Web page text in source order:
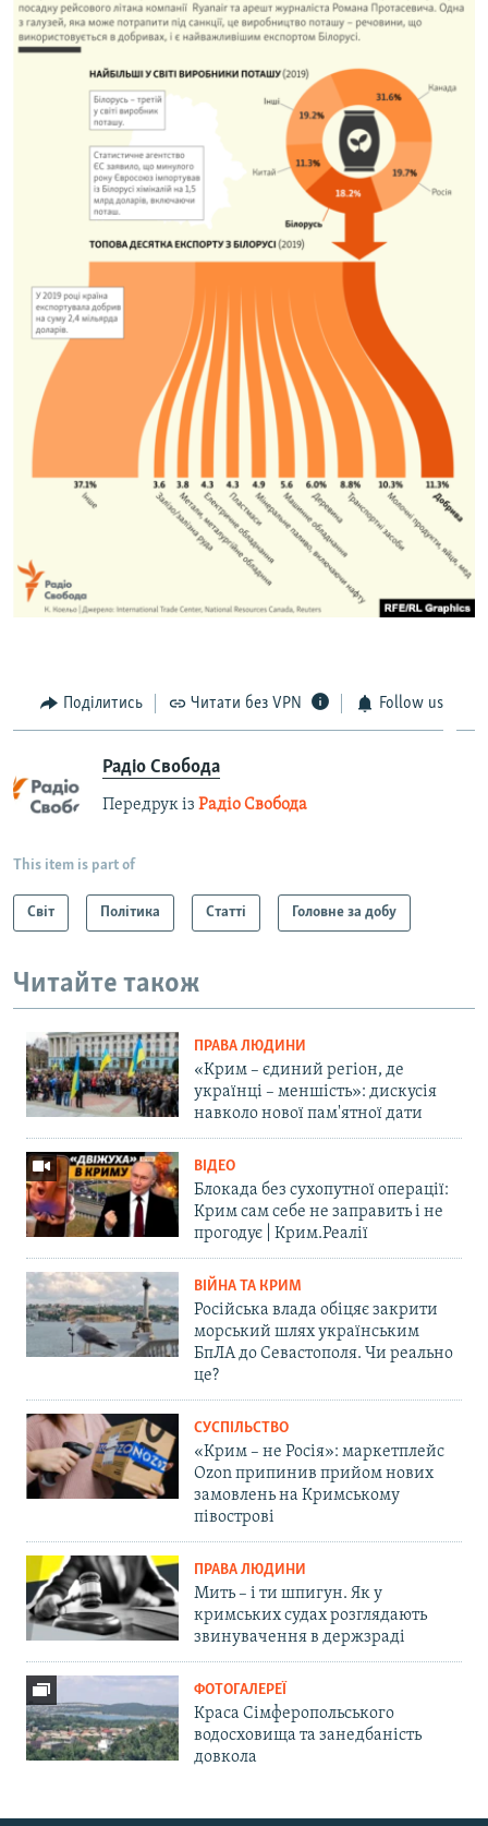
Поділитись Читати без VPN Follow us
Радіо Свобода
Передрук із Радіо Свобода
This item is part of
Світ Політика Статті Головне за добу
Читайте також
ПРАВА ЛЮДИНИ
«Крим – єдиний регіон, де
українці – меншість»: дискусія
навколо нової пам'ятної дати
ВІДЕО
Блокада без сухопутної операції:
Крим сам себе не заправить і не
прогодує | Крим.Реалії
ВІЙНА ТА КРИМ
Російська влада обіцяє закрити
морський шлях українським
БпЛА до Севастополя. Чи реально
це?
СУСПІЛЬСТВО
«Крим – не Росія»: маркетплейс
Ozon припинив прийом нових
замовлень на Кримському
півострові
ПРАВА ЛЮДИНИ
Мить – і ти шпигун. Як у
кримських судах розглядають
звинувачення в держзраді
ФОТОГАЛЕРЕЇ
Краса Сімферопольського
водосховища та занедбаність
довкола